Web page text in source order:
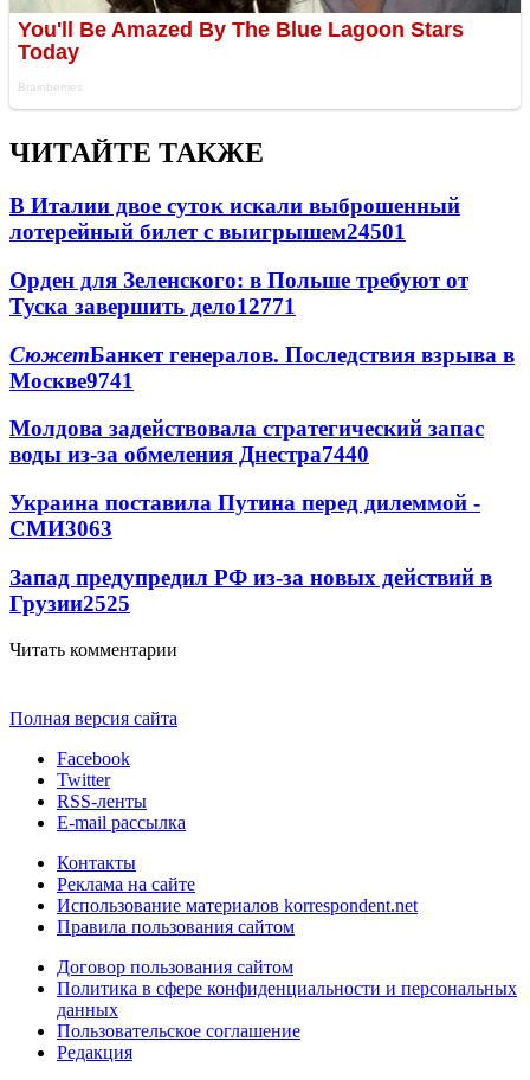
ЧИТАЙТЕ ТАКЖЕ
В Италии двое суток искали выброшенный
лотерейный билет с выигрышем24501
Орден для Зеленского: в Польше требуют от
Туска завершить дело12771
СюжетБанкет генералов. Последствия взрыва в
Москве9741
Молдова задействовала стратегический запас
воды из-за обмеления Днестра7440
Украина поставила Путина перед дилеммой -
СМИ3063
Запад предупредил РФ из-за новых действий в
Грузии2525
Читать комментарии
Полная версия сайта
Facebook
Twitter
RSS-ленты
E-mail рассылка
Контакты
Реклама на сайте
Использование материалов korrespondent.net
Правила пользования сайтом
Договор пользования сайтом
Политика в сфере конфиденциальности и персональных
данных
Пользовательское соглашение
Редакция